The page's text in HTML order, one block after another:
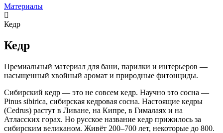
Материалы
Кедр
Кедр
Премиальный материал для бани, парилки и интерьеров —
насыщенный хвойный аромат и природные фитонциды.
Сибирский кедр — это не совсем кедр. Научно это сосна —
Pinus sibirica, сибирская кедровая сосна. Настоящие кедры
(Cedrus) растут в Ливане, на Кипре, в Гималаях и на
Атласских горах. Но русское название кедр прижилось за
сибирским великаном. Живёт 200–700 лет, некоторые до 800.